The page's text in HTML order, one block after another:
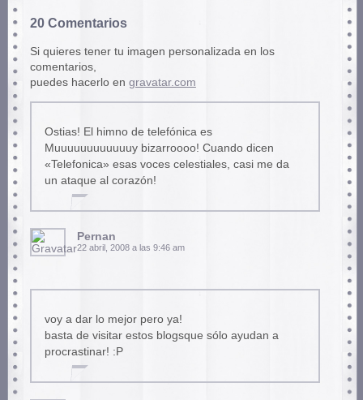
20 Comentarios
Si quieres tener tu imagen personalizada en los
comentarios,
puedes hacerlo en gravatar.com
Ostias! El himno de telefónica es
Muuuuuuuuuuuuy bizarroooo! Cuando dicen
«Telefonica» esas voces celestiales, casi me da
un ataque al corazón!
Pernan
22 abril, 2008 a las 9:46 am
voy a dar lo mejor pero ya!
basta de visitar estos blogsque sólo ayudan a
procrastinar! :P